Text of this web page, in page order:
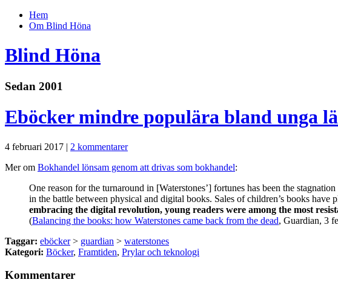
Hem
Om Blind Höna
Blind Höna
Sedan 2001
Eböcker mindre populära bland unga
4 februari 2017 | 2 kommentarer
Mer om Bokhandel lönsam genom att drivas som bokhandel:
One reason for the turnaround in [Waterstones’] fortunes has been the
in the battle between physical and digital books. Sales of children’s books have
embracing the digital revolution, young readers were among the most
(Balancing the books: how Waterstones came back from the dead, Guardian, 3
Taggar: eböcker> guardian > waterstones
Kategori: Böcker, Framtiden, Prylar och teknologi
Kommentarer